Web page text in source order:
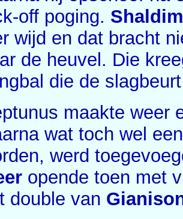
off poging.
wijd en dat bracht
de heuvel. Die
die de
maakte weer
wat toch wel
werd
opende toen met
double van